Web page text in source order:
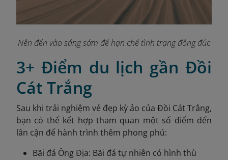
Nên đến vào sáng sớm để hạn chế tình trạng đông đúc
3+ Điểm du lịch gần Đồi
Cát Trắng
Sau khi trải nghiệm vẻ đẹp kỳ ảo của Đồi Cát Trắng,
bạn có thể kết hợp tham quan một số điểm đến
lân cận để hành trình thêm phong phú:
Bãi đá Ông Địa: Bãi đá tự nhiên có hình thù